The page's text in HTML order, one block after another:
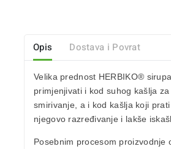
Opis Dostava i Povrat
Velika prednost HERBIKO® sirupa
primjenjivati i kod suhog kašlja
smirivanje, a i kod kašlja koji
njegovo razređivanje i lakše
Posebnim procesom proizvodnje